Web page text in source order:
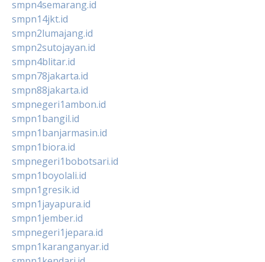
smpn4semarang.id
smpn14jkt.id
smpn2lumajang.id
smpn2sutojayan.id
smpn4blitar.id
smpn78jakarta.id
smpn88jakarta.id
smpnegeri1ambon.id
smpn1bangil.id
smpn1banjarmasin.id
smpn1biora.id
smpnegeri1bobotsari.id
smpn1boyolali.id
smpn1gresik.id
smpn1jayapura.id
smpn1jember.id
smpnegeri1jepara.id
smpn1karanganyar.id